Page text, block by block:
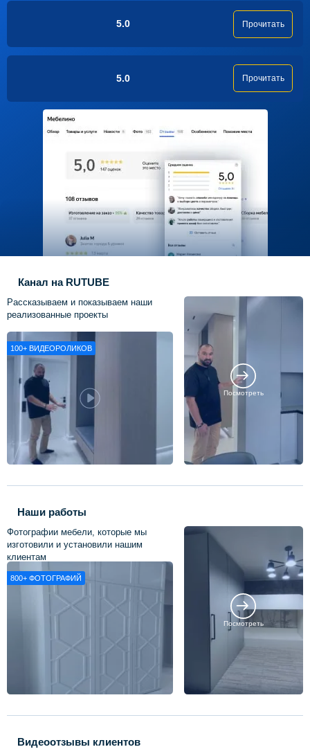
5.0 Прочитать
5.0 Прочитать
Канал на RUTUBE
Рассказываем и показываем наши
реализованные проекты
100+ ВИДЕОРОЛИКОВ
Посмотреть
Наши работы
Фотографии мебели, которые мы
изготовили и установили нашим
клиентам
800+ ФОТОГРАФИЙ
Посмотреть
Видеоотзывы клиентов